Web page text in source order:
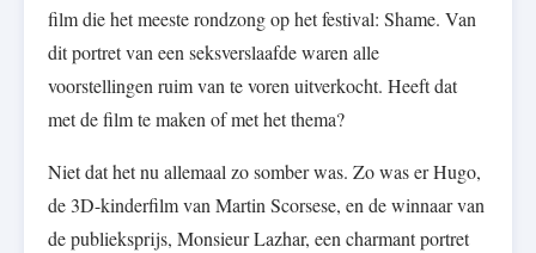
film die het meeste rondzong op het festival: Shame. Van
dit portret van een seksverslaafde waren alle
voorstellingen ruim van te voren uitverkocht. Heeft dat
met de film te maken of met het thema?
Niet dat het nu allemaal zo somber was. Zo was er Hugo,
de 3D-kinderfilm van Martin Scorsese, en de winnaar van
de publieksprijs, Monsieur Lazhar, een charmant portret